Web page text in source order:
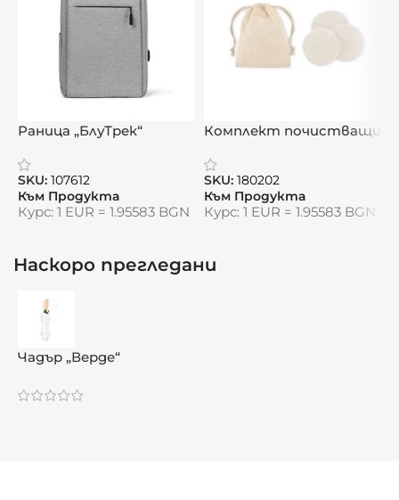
Раница „БлуТрек“
SKU: 107612
Към Продукта
Курс: 1 EUR = 1.95583 BGN
Комплект почистващи
„БамбукСофт“
SKU: 180202
Към Продукта
Курс: 1 EUR = 1.95583 BGN
Наскоро прегледани
Чадър „Верде“